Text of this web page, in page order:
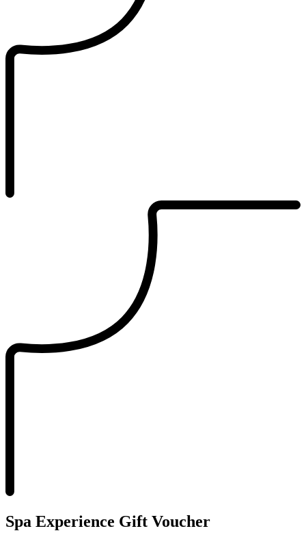
Spa Experience Gift Voucher​​​​‌ ‍ ​‍​‍‌‍ ‌ ​‍‌‍‍‌‌‍‌ ‌‍‍‌‌‍ ‍​‍​‍​ ‍‍​‍​‍‌ ​ ‌‍​‌‌‍ ‍‌‍‍‌‌ ‌​‌ ‍‌​‍ ‍‌‍‍‌‌‍ ​‍​‍​‍ ​​‍​‍‌‍‍​‌ ​‍‌‍‌‌‌‍‌‍​‍​‍​ ‍‍​‍​‍‌‍‍​‌ ‌​‌ ‌​‌ ​​‌ ​ ​ ‍‍​‍ ​‍ ‌‍ ​​‍ ‌‌‍​‌‌‍ ‍‌‍‌​​‍ ‌‌ ​‍​‍ ‌‌‍‍​‌‍ ‌ ‌​‌‍‌‌‌‍ ​‌ ​ ​‍ ‌‌ ​ ‌ ‌​‌ ‌‌‌‍‌​‌‍‍‌‌‍ ​‍ ‍‌ ‌‍‌‍‌‌‌ ​‍‌‍​ ‌‍‌‌‌‍ ​​‍ ‍‌‍​‌‌ ​​‌ ​​​‍ ‌‍‍‌‌‍ ‍‌ ‌​‌‍‌‌‌‍ ‍‌ ‌​​‍ ‌‍‌‌‌‍‌​‌‍‍‌‌ ‌​​‍ ‌‍ ‌‌‍ ‌‍‌​‌‍‌‌​ ‌‌ ​​‌ ​‍‌‍‌‌‌ ​ ‌‍‌‌‌‍ ‍‌ ‌​‌‍​‌‌ ‌​‌‍‍‌‌‍ ‌‍ ‍​ ‍ ‌‍‍‌‌‍‌​​ ‌​ ​‌‌‍‌‍​ ‌‌‌‍​ ​ ​ ​ ‍​‌‍​‌‌‍​‌​‍ ‌​ ‍​​ ‍​​ ‌​​ ‍​​‍ ‌​ ‌​​ ​‍‌‍‌‌‌‍‌‍​‍ ‌​ ‍‌​ ‍​​ ​​‌‍‌‌​‍ ‌​ ‌ ‌‍‌​​ ‌​‌‍‌‌‌‍​ ‌‍‌​​ ‍‌​ ‍​​ ​ ‌‍​ ‌‍​‌‌‍‌‌​ ‍ ‌ ‌​‌ ‍‌‌ ​​‌‍‌‌​ ‌‌‍‍​‌‍ ‌ ‌​‌‍‌‌‌‍ ​‌‌​ ‌‍‍‌‌ ‌​‌‍‌‌‌‌​​‌‍​‌‌‍‌ ‌‍‌‌​ ‍ ‌ ​​‌‍​‌‌ ‌​‌‍‍​​ ‌‌ ​​‌‍​‌‌‍‌ ‌‍‌‌‌​​‍‌ ‌‌‌‍‍‌‌‍ ​‌‍‌​‌‍‌‌‌ ​‍​‍‌‌​ ‌‌‌​​‍‌‌ ‌‍‍ ‌‍‌‌‌ ‍‌​‍‌‌​ ​ ‌​‌​​‍‌‌​ ​ ‌​‌​​‍‌‌​ ​‍​ ​‍‌‍​ ​ ‌​​ ‌ ​ ‌ ​ ‌‍​ ‌‌​ ​ ​ ​​​ ​‌​ ​ ‌‍‌‍​ ‍​​‍‌‌​ ​‍​ ​‍​‍‌‌​ ‌‌‌​‌​​‍ ‍‌‍‌‌‌‍ ‍‌ ‌​‌ ​‍‌‍‍‌‌‍‌‌‌ ​ ​‍‌‌​ ‌‌‌​​‍‌‌ ‌‍‍ ‌‍‌‌‌ ‍‌​‍‌‌​ ​ ‌​‌​​‍‌‌​ ​ ‌​‌​​‍‌‌​ ​‍​ ​‍​ ‍​‌‍‌‍‌‍‌​‌‍​‌‌‍‌‌​ ​​‌‍​ ​ ‌‌‌‍​‌​ ‌‍‌‍‌‌​ ‍‌​‍‌‌​ ​‍​ ​‍​‍‌‌​ ‌‌‌​‌​​‍ ‍‌‍‍​‌‍‌‌‌‍​‌‌‍‌​‌‍‍‌‌‍ ‍‌‍‌ ​ ‌‍​‍‌‍​‌‌ ​ ‌‍‌‌‌‌‌‌‌ ​‍‌‍ ​​ ‌‌‍‍​‌ ‌​‌ ‌​‌ ​​‌ ​ ​‍‌‌​ ​ ‌​​‌​‍‌‌​ ​‍‌​‌‍​‍‌‌​ ​‍‌​‌‍‌‍ ​​‍ ‌‌‍​‌‌‍ ‍‌‍‌​​‍ ‌‌ ​‍​‍ ‌‌‍‍​‌‍ ‌ ‌​‌‍‌‌‌‍ ​‌ ​ ​‍ ‌‌ ​ ‌ ‌​‌ ‌‌‌‍‌​‌‍‍‌‌‍ ​‍ ‍‌ ‌‍‌‍‌‌‌ ​‍‌‍​ ‌‍‌‌‌‍ ​​‍ ‍‌‍​‌‌ ​​‌ ​​​‍‌‍‌‍‍‌‌‍‌​​ ‌​ ​‌‌‍‌‍​ ‌‌‌‍​ ​ ​ ​ ‍​‌‍​‌‌‍​‌​‍ ‌​ ‍​​ ‍​​ ‌​​ ‍​​‍ ‌​ ‌​​ ​‍‌‍‌‌‌‍‌‍​‍ ‌​ ‍‌​ ‍​​ ​​‌‍‌‌​‍ ‌​ ‌ ‌‍‌​​ ‌​‌‍‌‌‌‍​ ‌‍‌​​ ‍‌​ ‍​​ ​ ‌‍​ ‌‍​‌‌‍‌‌​‍‌‍‌ ‌​‌ ‍‌‌ ​​‌‍‌‌​ ‌‌‍‍​‌‍ ‌ ‌​‌‍‌‌‌‍ ​‌‌​ ‌‍‍‌‌ ‌​‌‍‌‌‌‌​​‌‍​‌‌‍‌ ‌‍‌‌​‍‌‍‌ ​​‌‍​‌‌ ‌​‌‍‍​​ ‌‌ ​​‌‍​‌‌‍‌ ‌‍‌‌‌​​‍‌ ‌‌‌‍‍‌‌‍ ​‌‍‌​‌‍‌‌‌ ​‍​‍‌‌​ ‌‌‌​​‍‌‌ ‌‍‍ ‌‍‌‌‌ ‍‌​‍‌‌​ ​ ‌​‌​​‍‌‌​ ​ ‌​‌​​‍‌‌​ ​‍​ ​‍‌‍​ ​ ‌​​ ‌ ​ ‌ ​ ‌‍​ ‌‌​ ​ ​ ​​​ ​‌​ ​ ‌‍‌‍​ ‍​​‍‌‌​ ​‍​ ​‍​‍‌‌​ ‌‌‌​‌​​‍ ‍‌‍‌‌‌‍ ‍‌ ‌​‌ ​‍‌‍‍‌‌‍‌‌‌ ​ ​‍‌‌​ ‌‌‌​​‍‌‌ ‌‍‍ ‌‍‌‌‌ ‍‌​‍‌‌​ ​ ‌​‌​​‍‌‌​ ​ ‌​‌​​‍‌‌​ ​‍​ ​‍​ ‍​‌‍‌‍‌‍‌​‌‍​‌‌‍‌‌​ ​​‌‍​ ​ ‌‌‌‍​‌​ ‌‍‌‍‌‌​ ‍‌​‍‌‌​ ​‍​ ​‍​‍‌‌​ ‌‌‌​‌​​‍ ‍‌‍‍​‌‍‌‌‌‍​‌‌‍‌​‌‍‍‌‌‍ ‍‌‍‌ ​‍‌‍‌ ​​‌‍‌‌‌ ​‍‌ ​ ‌ ​​‌‍‌‌‌‍​ ‌ ‌​‌‍‍‌‌ ‌‍‌‍‌‌​ ‌‌ ​​‌ ‌‌‌‍​‍‌‍ ​‌‍‍‌‌ ​ ‌‍‍​‌‍‌‌‌‍‌​​‍​‍‌ ‌